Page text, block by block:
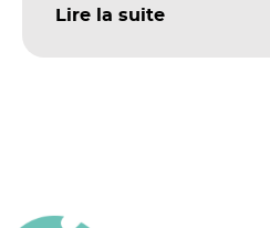
impacts concrets pour
Lire la suite